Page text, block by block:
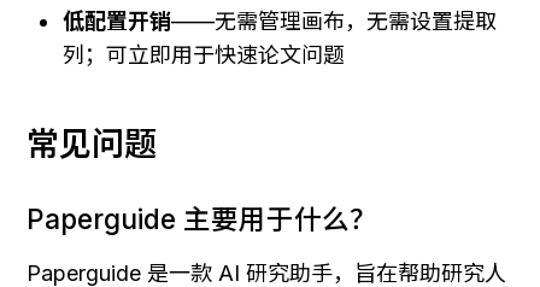
低配置开销——无需管理画布，无需设置提取
列；可立即用于快速论文问题
常见问题
Paperguide 主要用于什么？
Paperguide 是一款 AI 研究助手，旨在帮助研究人